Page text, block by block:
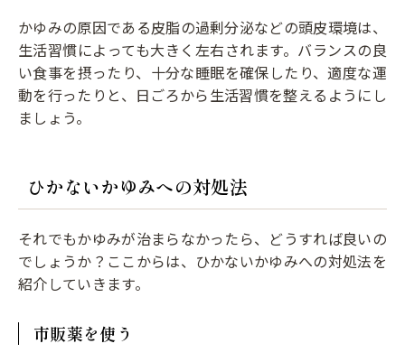
かゆみの原因である皮脂の過剰分泌などの頭皮環境は、
生活習慣によっても大きく左右されます。バランスの良
い食事を摂ったり、十分な睡眠を確保したり、適度な運
動を行ったりと、日ごろから生活習慣を整えるようにし
ましょう。
ひかないかゆみへの対処法
それでもかゆみが治まらなかったら、どうすれば良いの
でしょうか？ここからは、ひかないかゆみへの対処法を
紹介していきます。
市販薬を使う